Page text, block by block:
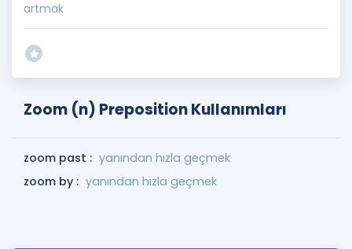
artmak
Zoom (n) Preposition Kullanımları
zoom past : yanından hızla geçmek
zoom by : yanından hızla geçmek